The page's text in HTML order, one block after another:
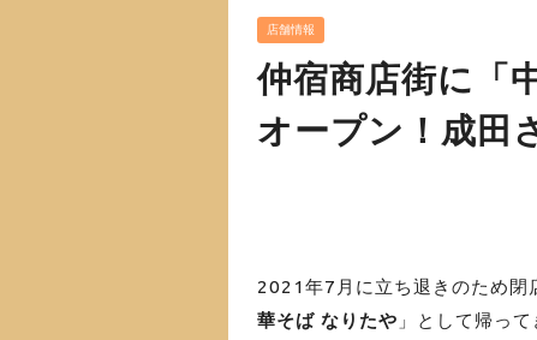
店舗情報
仲宿商店街に「
オープン！成田
2021年7月に立ち退きのため閉
華そば なりたや 」として帰って